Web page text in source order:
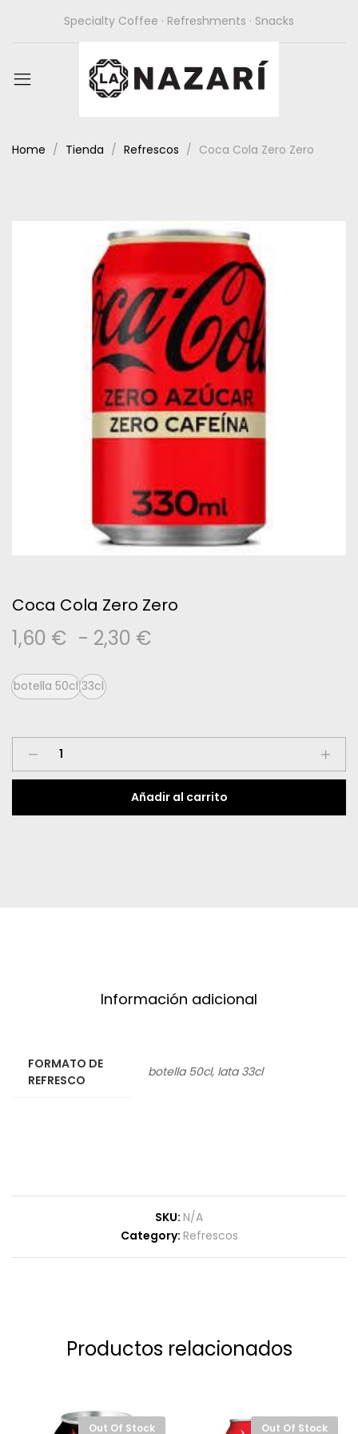
Specialty Coffee · Refreshments · Snacks
Home Tienda Refrescos Coca Cola Zero Zero
Coca Cola Zero Zero
1,60 € - 2,30 €
desde
1,60 €
hasta
botella 50cl 33cl
Coca
Zero
quantity
Añadir al carrito
Información adicional
FORMATO DE
REFRESCO
botella 50cl, lata 33cl
SKU: N/A
Category: Refrescos
Productos relacionados
Out Of Stock Out Of Stock